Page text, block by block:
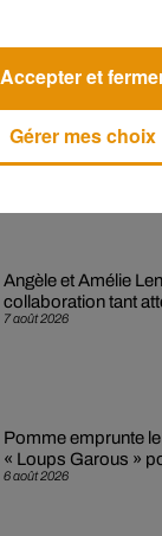
7 août 2026
Sensation » avec
7 août 2026
Angèle et Amélie
collaboration tant
6 août 2026
Pomme emprunte
« Loups Garous »
Gérer mes choix
Accepter et